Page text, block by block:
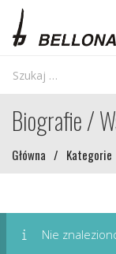
Biografie /
Główna / Kategorie
Nie